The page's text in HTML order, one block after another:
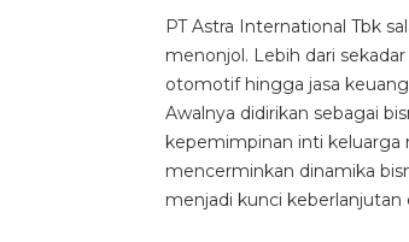
PT Astra International Tbk
menonjol. Lebih dari
otomotif hingga jasa
Awalnya didirikan sebagai
kepemimpinan inti keluarga
mencerminkan dinamika
menjadi kunci